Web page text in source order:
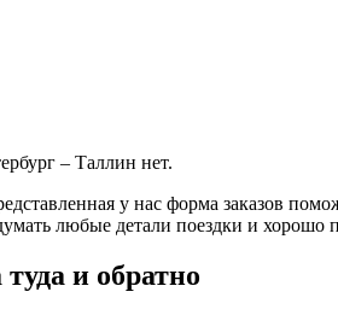
– Таллин нет.
у нас форма заказов
любые детали поездки и хорошо
и обратно